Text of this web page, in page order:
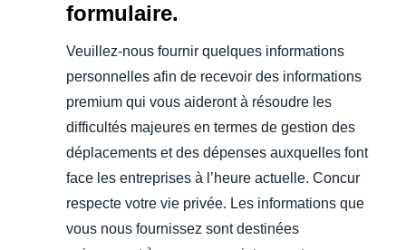
formulaire.
Veuillez-nous fournir quelques informations
personnelles afin de recevoir des informations
premium qui vous aideront à résoudre les
difficultés majeures en termes de gestion des
déplacements et des dépenses auxquelles font
face les entreprises à l’heure actuelle. Concur
respecte votre vie privée. Les informations que
vous nous fournissez sont destinées